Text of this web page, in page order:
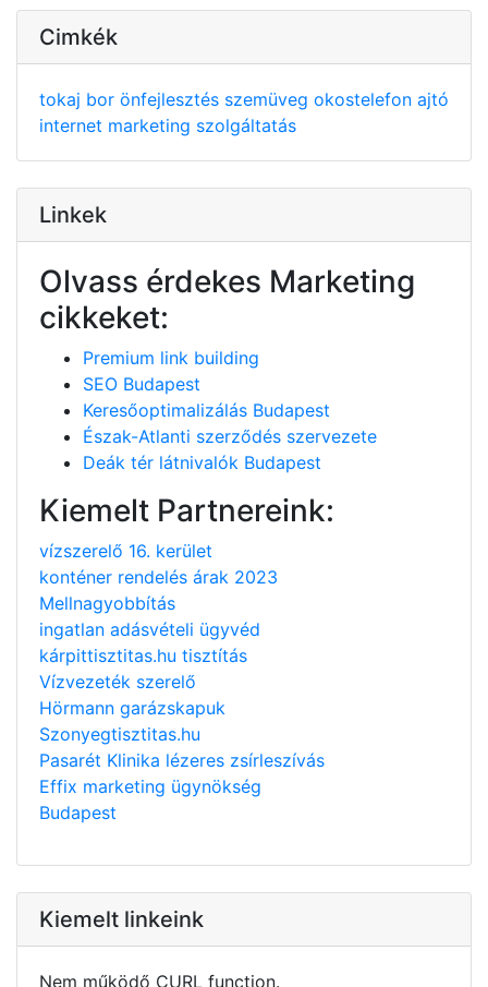
Cimkék
tokaj bor önfejlesztés szemüveg okostelefon ajtó
internet marketing szolgáltatás
Linkek
Olvass érdekes Marketing
cikkeket:
Premium link building
SEO Budapest
Keresőoptimalizálás Budapest
Észak-Atlanti szerződés szervezete
Deák tér látnivalók Budapest
Kiemelt Partnereink:
vízszerelő 16. kerület
konténer rendelés árak 2023
Mellnagyobbítás
ingatlan adásvételi ügyvéd
kárpittisztitas.hu tisztítás
Vízvezeték szerelő
Hörmann garázskapuk
Szonyegtisztitas.hu
Pasarét Klinika lézeres zsírleszívás
Effix marketing ügynökség
Budapest
Kiemelt linkeink
Nem működő CURL function.